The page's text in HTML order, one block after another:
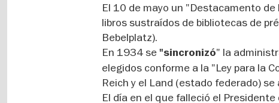
El 10 de mayo un "Destacamento
libros sustraídos de bibliotecas de
Bebelplatz).
En 1934 se"sincronizó" la
elegidos conforme a la "Ley para la
Reich y el Land (estado federado)
El día en el que falleció el